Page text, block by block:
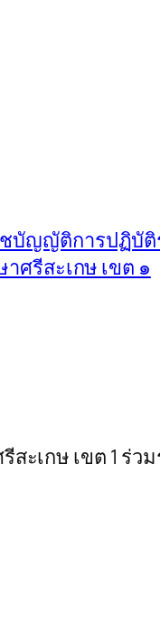
บัญญัติการปฏิบัติ
ศรีสะเกษ เขต ๑
สะเกษ เขต 1 ร่